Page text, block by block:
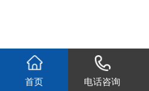
首页 电话咨询